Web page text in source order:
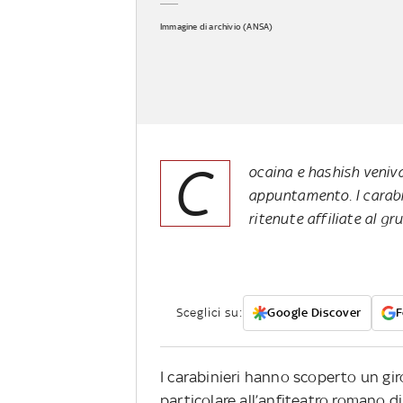
Immagine di archivio (ANSA)
C
ocaina e hashish
appuntamento. I
ritenute affiliate al
Sceglici su: Google Discover
I carabinieri hanno scoperto un